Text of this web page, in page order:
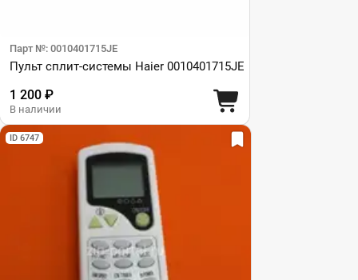
Парт №: 0010401715JE
Пульт сплит-системы Haier 0010401715JE
1 200 ₽
В наличии
ID 6747